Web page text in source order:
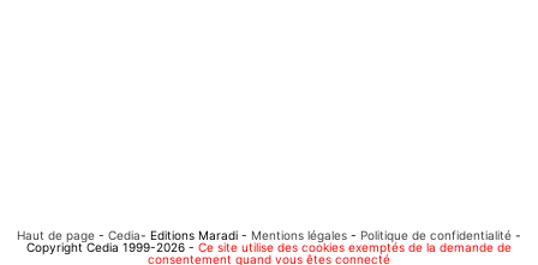
Haut de page - Cedia- Editions Maradi - Mentions légales - Politique de confidentialité -
Copyright Cedia 1999-2026 - Ce site utilise des cookies exemptés de la demande de
consentement quand vous êtes connecté